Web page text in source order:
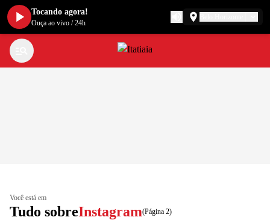
Você está em
Tudo sobreInstagram(Página 2)
Tocando agora!
Ouça ao vivo /24h